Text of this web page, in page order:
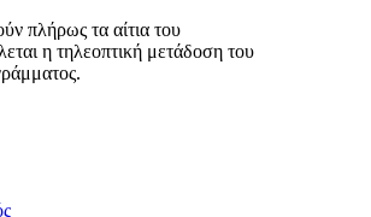
πλήρως τα αίτια του
η τηλεοπτική μετάδοση του